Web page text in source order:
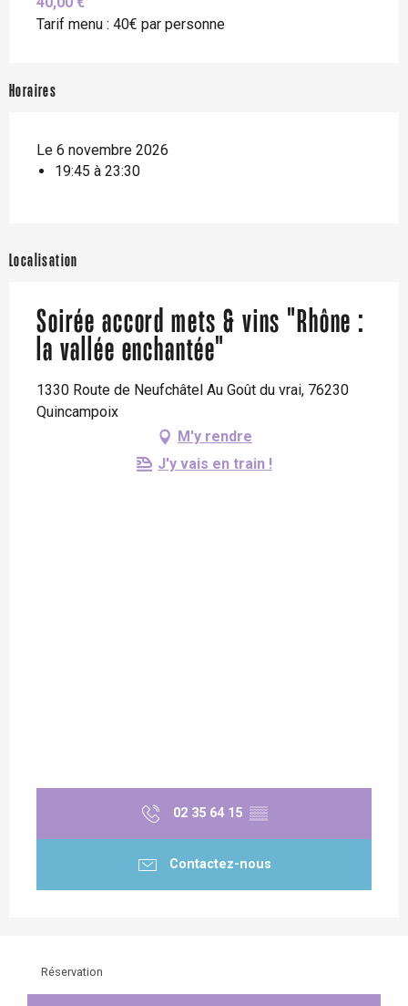
Tarif menu : 40€ par personne
Horaires
Le 6 novembre 2026
19:45 à 23:30
Localisation
Soirée accord mets & vins "Rhône :
la vallée enchantée"
1330 Route de Neufchâtel Au Goût du vrai, 76230
Quincampoix
M'y rendre
J'y vais en train !
02 35 64 15 ▒▒
Contactez-nous
Réservation